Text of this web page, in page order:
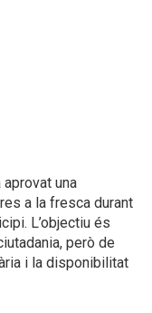
aprovat una
a la fresca durant
L’objectiu és
però de
i la disponibilitat